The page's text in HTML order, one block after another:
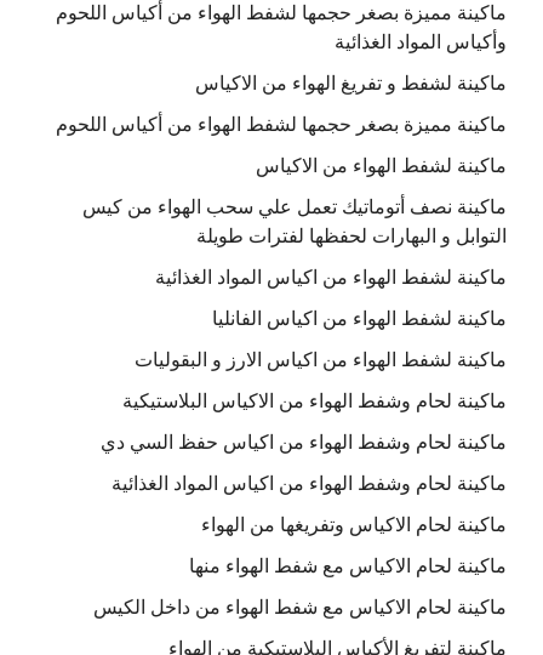
ماكينة مميزة بصغر حجمها لشفط الهواء من أكياس اللحوم
وأكياس المواد الغذائية
ماكينة لشفط و تفريغ الهواء من الاكياس
ماكينة مميزة بصغر حجمها لشفط الهواء من أكياس اللحوم
ماكينة لشفط الهواء من الاكياس
ماكينة نصف أتوماتيك تعمل علي سحب الهواء من كيس
التوابل و البهارات لحفظها لفترات طويلة
ماكينة لشفط الهواء من اكياس المواد الغذائية
ماكينة لشفط الهواء من اكياس الفانليا
ماكينة لشفط الهواء من اكياس الارز و البقوليات
ماكينة لحام وشفط الهواء من الاكياس البلاستيكية
ماكينة لحام وشفط الهواء من اكياس حفظ السي دي
ماكينة لحام وشفط الهواء من اكياس المواد الغذائية
ماكينة لحام الاكياس وتفريغها من الهواء
ماكينة لحام الاكياس مع شفط الهواء منها
ماكينة لحام الاكياس مع شفط الهواء من داخل الكيس
ماكينة لتفريغ الأكياس البلاستيكية من الهواء